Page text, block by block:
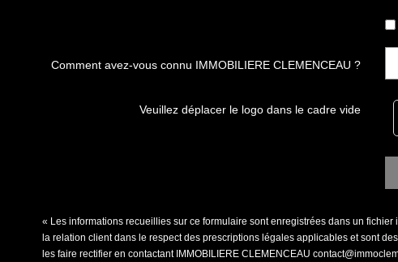
Comment avez-vous connu IMMOBILIERE CLEMENCEAU ?
Veuillez déplacer le logo dans le cadre vide
« Les informations recueillies sur ce formulaire sont enregistrées dans un
la relation client dans le respect des prescriptions légales applicables et sont
les faire rectifier en contactant IMMOBILIERE CLEMENCEAU